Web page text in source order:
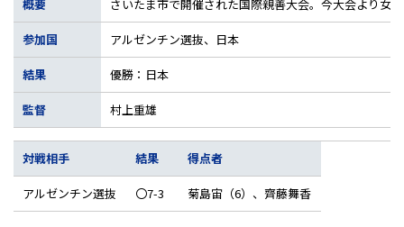
概要 さいたま市で開催された国際親善大会。今大会より女
参加国 アルゼンチン選抜、日本
結果 優勝：日本
監督 村上重雄
対戦相手 結果 得点者
アルゼンチン選抜 〇7-3 菊島宙（6）、齊藤舞香